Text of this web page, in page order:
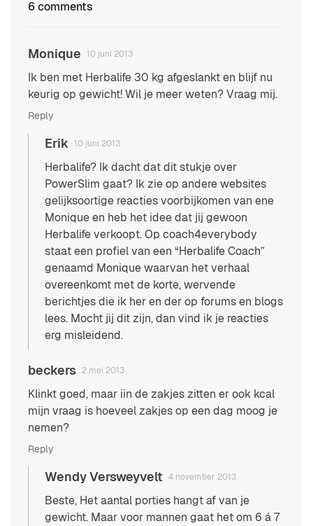
6 comments
Monique 10 juni 2013
Ik ben met Herbalife 30 kg afgeslankt en blijf nu
keurig op gewicht! Wil je meer weten? Vraag mij.
Reply
Erik 10 juni 2013
Herbalife? Ik dacht dat dit stukje over
PowerSlim gaat? Ik zie op andere websites
gelijksoortige reacties voorbijkomen van ene
Monique en heb het idee dat jij gewoon
Herbalife verkoopt. Op coach4everybody
staat een profiel van een “Herbalife Coach”
genaamd Monique waarvan het verhaal
overeenkomt met de korte, wervende
berichtjes die ik her en der op forums en blogs
lees. Mocht jij dit zijn, dan vind ik je reacties
erg misleidend.
beckers 2 mei 2013
Klinkt goed, maar iin de zakjes zitten er ook kcal
mijn vraag is hoeveel zakjes op een dag moog je
nemen?
Reply
Wendy Versweyvelt 4 november 2013
Beste, Het aantal porties hangt af van je
gewicht. Maar voor mannen gaat het om 6 á 7